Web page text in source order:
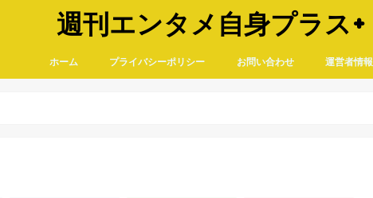
週刊エンタメ自身プラス+
ホーム プライバシーポリシー お問い合わせ 運営者情報